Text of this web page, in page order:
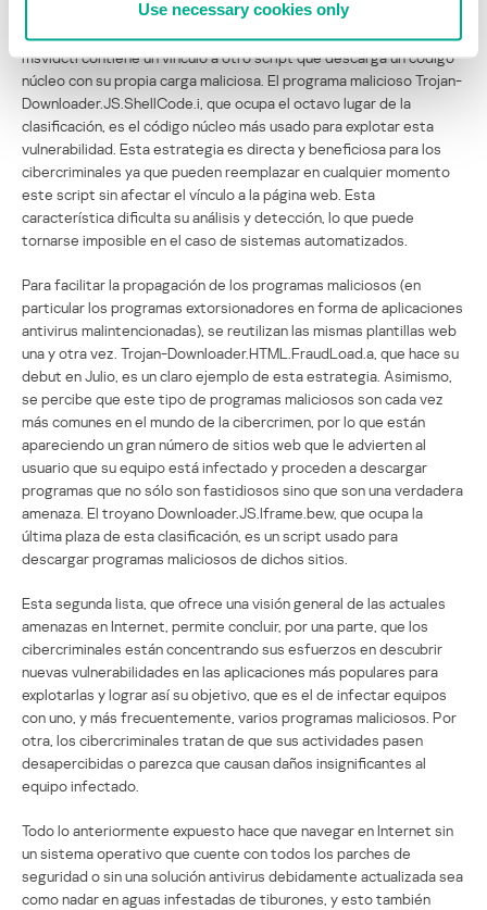
Use necessary cookies only
dividir los scripts maliciosos en varias partes; en el caso de
DirektShow, la página principal con la vulnerabilidad para la falla
msvidctl contiene un vínculo a otro script que descarga un código
núcleo con su propia carga maliciosa. El programa malicioso Trojan-
Downloader.JS.ShellCode.i, que ocupa el octavo lugar de la
clasificación, es el código núcleo más usado para explotar esta
vulnerabilidad. Esta estrategia es directa y beneficiosa para los
cibercriminales ya que pueden reemplazar en cualquier momento
este script sin afectar el vínculo a la página web. Esta
característica dificulta su análisis y detección, lo que puede
tornarse imposible en el caso de sistemas automatizados.
Para facilitar la propagación de los programas maliciosos (en
particular los programas extorsionadores en forma de aplicaciones
antivirus malintencionadas), se reutilizan las mismas plantillas web
una y otra vez. Trojan-Downloader.HTML.FraudLoad.a, que hace su
debut en Julio, es un claro ejemplo de esta estrategia. Asimismo,
se percibe que este tipo de programas maliciosos son cada vez
más comunes en el mundo de la cibercrimen, por lo que están
apareciendo un gran número de sitios web que le advierten al
usuario que su equipo está infectado y proceden a descargar
programas que no sólo son fastidiosos sino que son una verdadera
amenaza. El troyano Downloader.JS.Iframe.bew, que ocupa la
última plaza de esta clasificación, es un script usado para
descargar programas maliciosos de dichos sitios.
Esta segunda lista, que ofrece una visión general de las actuales
amenazas en Internet, permite concluir, por una parte, que los
cibercriminales están concentrando sus esfuerzos en descubrir
nuevas vulnerabilidades en las aplicaciones más populares para
explotarlas y lograr así su objetivo, que es el de infectar equipos
con uno, y más frecuentemente, varios programas maliciosos. Por
otra, los cibercriminales tratan de que sus actividades pasen
desapercibidas o parezca que causan daños insignificantes al
equipo infectado.
Todo lo anteriormente expuesto hace que navegar en Internet sin
un sistema operativo que cuente con todos los parches de
seguridad o sin una solución antivirus debidamente actualizada sea
como nadar en aguas infestadas de tiburones, y esto también